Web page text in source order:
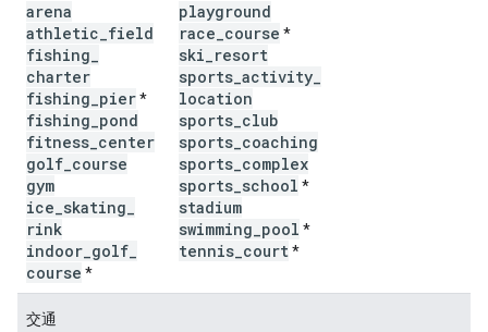
arena
athletic field
fishing
charter
fishing pier*
fishing pond
fitness center
golf course
gym
ice skating
rink
indoor golf
course *
playground
race course *
ski resort
sports activity
location
sports club
sports coaching
sports complex
sports school *
stadium
swimming pool *
tennis court*
交通